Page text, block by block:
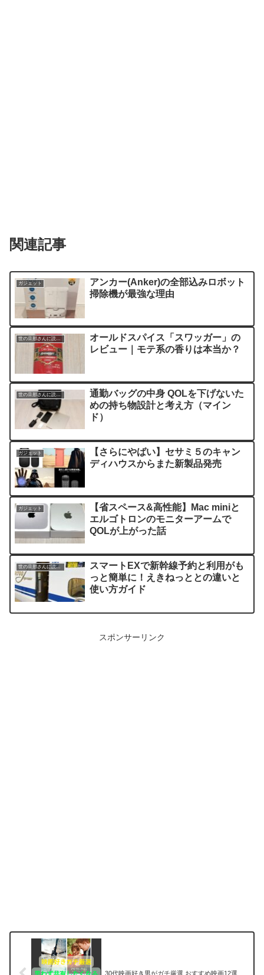
関連記事
ガジェット
アンカー(Anker)の全部込みロボット
掃除機が最強な理由
世の旦那さんに読んでほしい記事
オールドスパイス「スワッガー」の
レビュー｜モテ系の香りは本当か？
世の旦那さんに読んでほしい記事
通勤バッグの中身 QOLを下げないた
めの持ち物設計と考え方（マイン
ド）
ガジェット
【さらにやばい】セサミ５のキャン
ディハウスからまた新製品発売
ガジェット
【省スペース&高性能】Mac miniと
エルゴトロンのモニターアームで
QOLが上がった話
世の旦那さんに読んでほしい記事
スマートEXで新幹線予約と利用がも
っと簡単に！えきねっととの違いと
使い方ガイド
スポンサーリンク
30代映画好き男がガチ厳選 おすすめ映画12選